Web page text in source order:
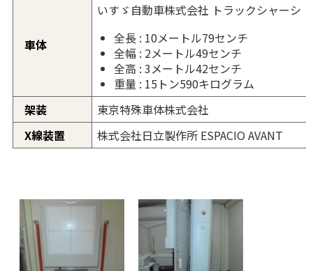
車体
いすゞ自動車株式会社 トラックシャーシ
全長 : 10メートル79センチ
全幅 : 2メートル49センチ
全高 : 3メートル42センチ
重量 : 15トン590キログラム
架装
東京特殊車体株式会社
X線装置
株式会社日立製作所 ESPACIO AVANT